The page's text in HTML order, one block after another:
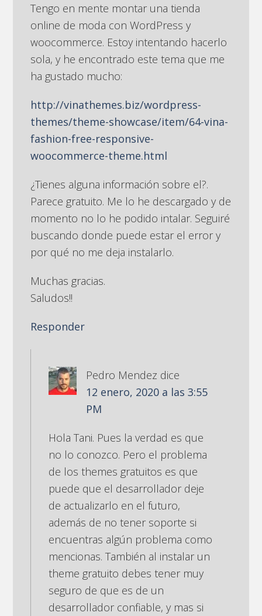
Tengo en mente montar una tienda
online de moda con WordPress y
woocommerce. Estoy intentando hacerlo
sola, y he encontrado este tema que me
ha gustado mucho:
http://vinathemes.biz/wordpress-
themes/theme-showcase/item/64-vina-
fashion-free-responsive-
woocommerce-theme.html
¿Tienes alguna información sobre el?.
Parece gratuito. Me lo he descargado y de
momento no lo he podido intalar. Seguiré
buscando donde puede estar el error y
por qué no me deja instalarlo.
Muchas gracias.
Saludos!!
Responder
Pedro Mendez dice
12 enero, 2020 a las 3:55
PM
Hola Tani. Pues la verdad es que
no lo conozco. Pero el problema
de los themes gratuitos es que
puede que el desarrollador deje
de actualizarlo en el futuro,
además de no tener soporte si
encuentras algún problema como
mencionas. También al instalar un
theme gratuito debes tener muy
seguro de que es de un
desarrollador confiable, y mas si